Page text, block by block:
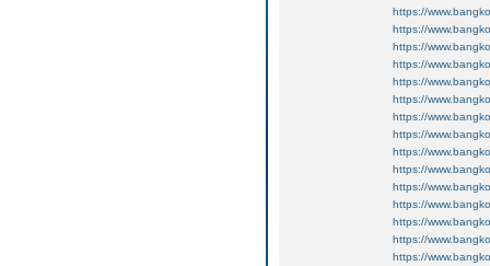
https://
https://
https://
https://
https://
https://
https://
https://
https://
https://
https://
https://
https://
https://
https://